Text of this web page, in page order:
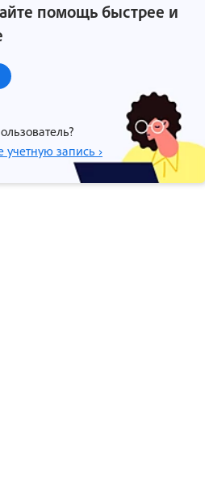
помощь быстрее и
учетную запись ›